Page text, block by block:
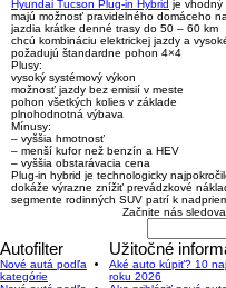
Hyundai Tucson Plug-in Hybrid je vhodný
majú možnosť pravidelného domáceho
jazdia krátke denné trasy do 50 – 60 km
chcú kombináciu elektrickej jazdy a
požadujú štandardne pohon 4×4
Plusy:
vysoký systémový výkon
možnosť jazdy bez emisií v meste
pohon všetkých kolies v základe
plnohodnotná výbava
Mínusy:
– vyššia hmotnosť
– menší kufor než benzín a HEV
– vyššia obstarávacia cena
Plug-in hybrid je technologicky
dokáže výrazne znížiť prevádzkové
segmente rodinných SUV patrí k
Začnite nás
Autofilter
Nové autá podľa
kategórie
Užitočné
Aké auto kúpiť? 10
roku 2026